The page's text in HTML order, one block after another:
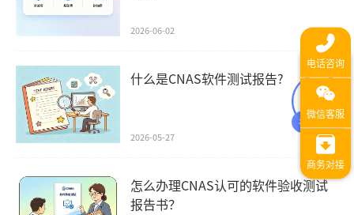
2026-06-02
什么是CNAS软件测试报告?
2026-05-27
怎么办理CNAS认可的软件验收测试
报告书？